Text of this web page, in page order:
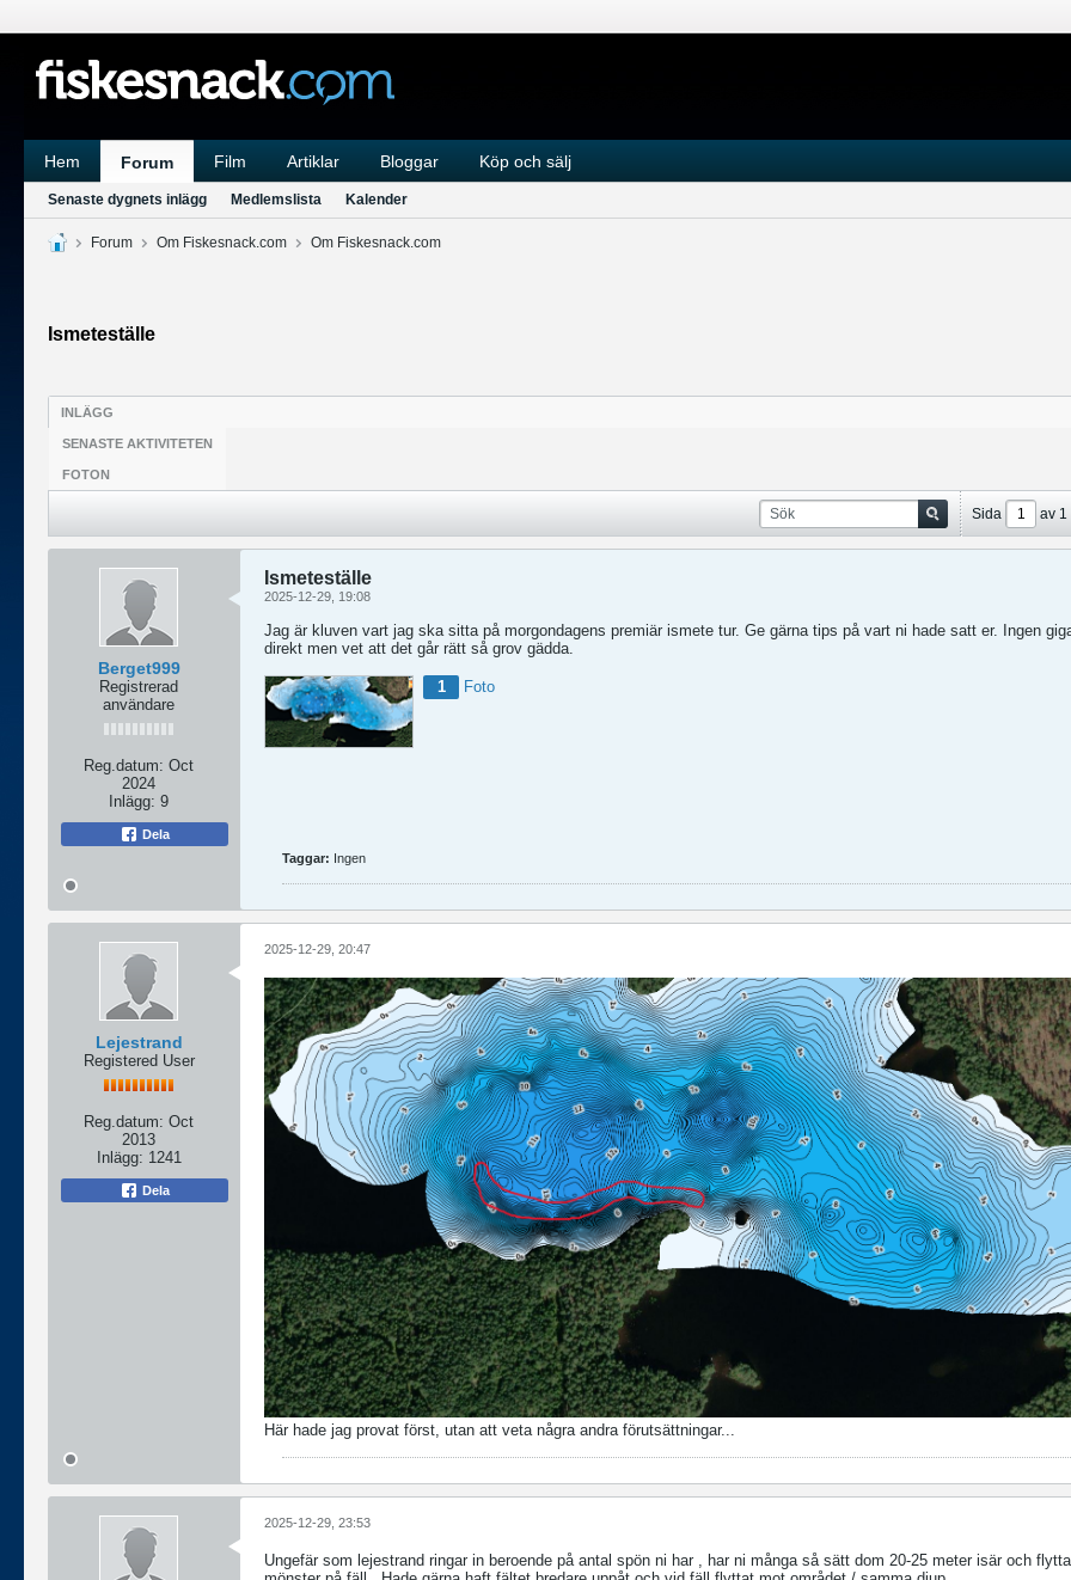
Hem Forum Film Artiklar Bloggar Köp och sälj
Senaste dygnets inlägg Medlemslista Kalender
Forum Om Fiskesnack.com Om Fiskesnack.com
Ismeteställe
INLÄGG
SENASTE AKTIVITETEN
FOTON
Sida av 1
Berget999
Registrerad
användare
Reg.datum: Oct
2024
Inlägg: 9
Dela
Ismeteställe
2025-12-29, 19:08
Jag är kluven vart jag ska sitta på morgondagens premiär ismete tur. Ge gärna tips på vart ni hade satt er. Ingen
direkt men vet att det går rätt så grov gädda.
1 Foto
Taggar: Ingen
Lejestrand
Registered User
Reg.datum: Oct
2013
Inlägg: 1241
Dela
2025-12-29, 20:47
Här hade jag provat först, utan att veta några andra förutsättningar...
2025-12-29, 23:53
Ungefär som lejestrand ringar in beroende på antal spön ni har , har ni många så sätt dom 20-25 meter isär och